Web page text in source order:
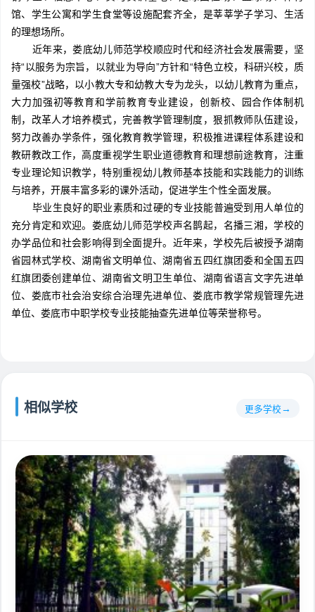
馆、学生公寓和学生食堂等设施配套齐全，是莘莘学子学习、生活
的理想场所。
近年来，娄底幼儿师范学校顺应时代和经济社会发展需要，坚
持“以服务为宗旨，以就业为导向”方针和“特色立校，科研兴校，质
量强校”战略，以小教大专和幼教大专为龙头，以幼儿教育为重点，
大力加强初等教育和学前教育专业建设，创新校、园合作体制机
制，改革人才培养模式，完善教学管理制度，狠抓教师队伍建设，
努力改善办学条件，强化教育教学管理，积极推进课程体系建设和
教研教改工作，高度重视学生职业道德教育和理想前途教育，注重
专业理论知识教学，特别重视幼儿教师基本技能和实践能力的训练
与培养，开展丰富多彩的课外活动，促进学生个性全面发展。
毕业生良好的职业素质和过硬的专业技能普遍受到用人单位的
充分肯定和欢迎。娄底幼儿师范学校声名鹊起，名播三湘，学校的
办学品位和社会影响得到全面提升。近年来，学校先后被授予湖南
省园林式学校、湖南省文明单位、湖南省五四红旗团委和全国五四
红旗团委创建单位、湖南省文明卫生单位、湖南省语言文字先进单
位、娄底市社会治安综合治理先进单位、娄底市教学常规管理先进
单位、娄底市中职学校专业技能抽查先进单位等荣誉称号。
相似学校 更多学校